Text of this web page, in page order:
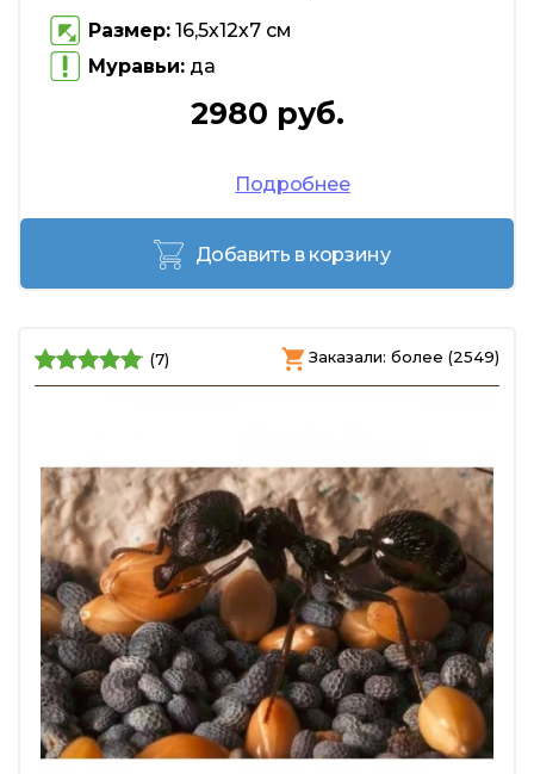
Размер: 16,5х12х7 см
Муравьи: да
2980 руб.
Подробнее
Добавить в корзину
(7) Заказали: более (2549)